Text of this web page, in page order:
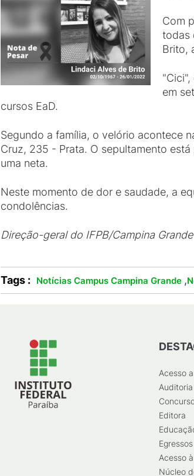
Com
todas
Brito,
em
cursos EaD.
Segundo a família, o velório acontece
Cruz, 235 - Prata. O sepultamento
uma neta.
Neste momento de dor e saudade, a
condolências.
Direção-geral do IFPB/Campina Grande
Tags : Notícias Campus Campina Grande ,
Acesso
Editora
Egressos
Acesso
Núcleo